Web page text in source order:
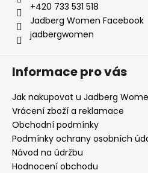
+420 733 531 518
Jadberg Women Facebook
jadbergwomen
Informace pro vás
Jak nakupovat u Jadberg
Vrácení zboží a reklamace
Obchodní podmínky
Podmínky ochrany osobních
Návod na údržbu
Hodnocení obchodu